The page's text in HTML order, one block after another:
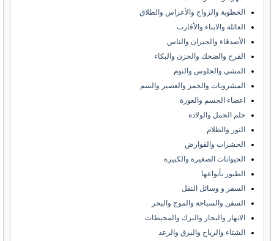
الخطوبة والزواج والأعراس والطلاق
العائلة والابناء والأقارب
الأصدقاء والجيران والناس
الفرح والضحك والحزن والبكاء
المشي والجلوس والنوم
المشروبات والخمر والعصير والسم
اعضاء الجسم والعورة
حلم الحمل والولادة
النور والظلام
الحشرات والقوارض
الحيوانات الصغيرة والكبيرة
الطيور بأنواعها
السفر و وسائل النقل
السفن والسباحة والموج والبحر
الانهار والبحار والبرك والمحيطات
الشتاء والرياح والبرق والرعد